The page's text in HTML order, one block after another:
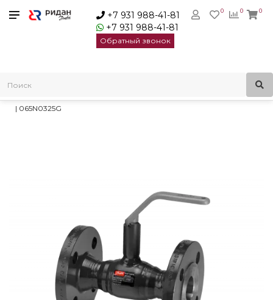
+7 931 988-41-81
+7 931 988-41-81
Обратный звонок
0
0 0
Трубопроводная арматура
Danfoss JIP Premium FF Кран шаровый Ду50 Ру40 с рукояткой
| 065N0325G